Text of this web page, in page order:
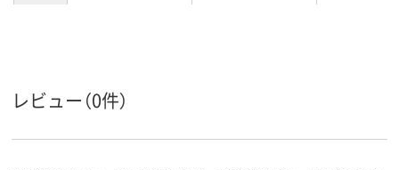
レビュー（0件）